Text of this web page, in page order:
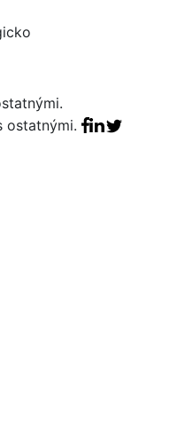
Facebook
Linkedin
Tweet